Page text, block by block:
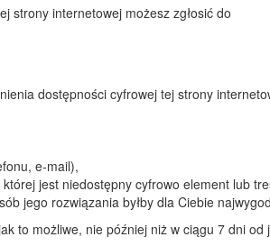
strony internetowej możesz zgłosić do
dostępności cyfrowej tej strony
e-mail),
jest niedostępny cyfrowo element lub
jego rozwiązania byłby dla Ciebie
to możliwe, nie później niż w ciągu 7 dni od